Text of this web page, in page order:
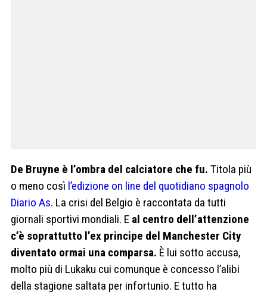
De Bruyne è l’ombra del calciatore che fu. Titola più
o meno così l’edizione on line del quotidiano spagnolo
Diario As. La crisi del Belgio è raccontata da tutti
giornali sportivi mondiali. E al centro dell’attenzione
c’è soprattutto l’ex principe del Manchester City
diventato ormai una comparsa. È lui sotto accusa,
molto più di Lukaku cui comunque è concesso l’alibi
della stagione saltata per infortunio. E tutto ha